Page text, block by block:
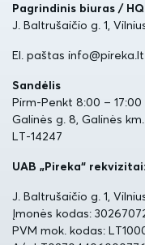
Pagrindinis biuras / HQ
J. Baltrušaičio g. 1,
El. paštas info@pireka.lt
Sandėlis
Pirm-Penkt 8:00 – 17:00
Galinės g. 8, Galinės
LT-14247
UAB „Pireka“ rekvizitai:
J. Baltrušaičio g. 1,
Įmonės kodas:
PVM mok. kodas: